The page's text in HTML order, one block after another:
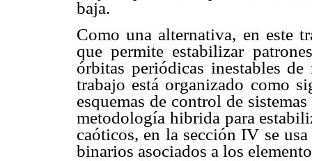
baja.
Como una alternativa, en este
que permite estabilizar
órbitas periódicas inestables
trabajo está organizado como
esquemas de control de
metodología hibrida para
caóticos, en la sección IV se
binarios asociados a los